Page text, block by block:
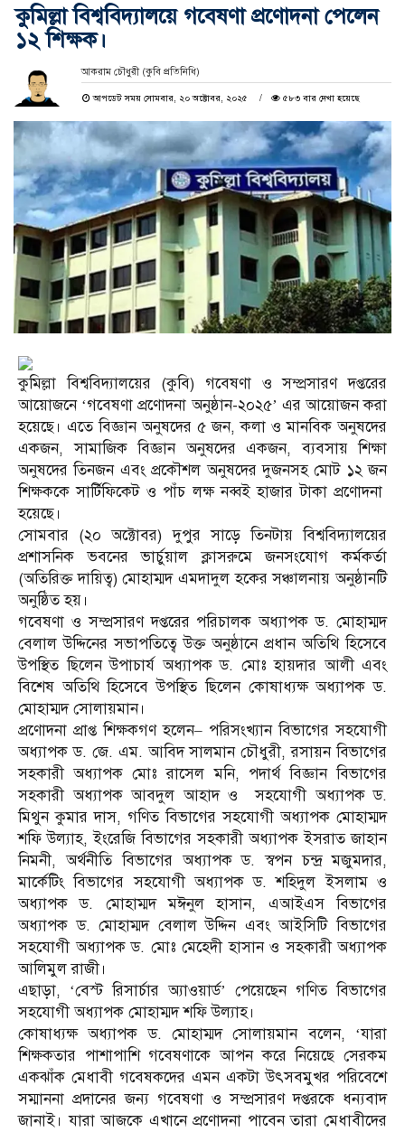
কুমিল্লা বিশ্ববিদ্যালয়ে গবেষণা প্রণোদনা পেলেন
১২ শিক্ষক।
আকরাম চৌধুরী (কুবি প্রতিনিধি)
আপডেট সময় সোমবার, ২০ অক্টোবর, ২০২৫ ৫৮৩ বার দেখা হয়েছে
কুমিল্লা বিশ্ববিদ্যালয়ের (কুবি) গবেষণা ও সম্প্রসারণ দপ্তরের
আয়োজনে ‘গবেষণা প্রণোদনা অনুষ্ঠান-২০২৫’ এর আয়োজন করা
হয়েছে। এতে বিজ্ঞান অনুষদের ৫ জন, কলা ও মানবিক অনুষদের
একজন, সামাজিক বিজ্ঞান অনুষদের একজন, ব্যবসায় শিক্ষা
অনুষদের তিনজন এবং প্রকৌশল অনুষদের দুজনসহ মোট ১২ জন
শিক্ষককে সার্টিফিকেট ও পাঁচ লক্ষ নব্বই হাজার টাকা প্রণোদনা
হয়েছে।
সোমবার (২০ অক্টোবর) দুপুর সাড়ে তিনটায় বিশ্ববিদ্যালয়ের
প্রশাসনিক ভবনের ভার্চুয়াল ক্লাসরুমে জনসংযোগ কর্মকর্তা
(অতিরিক্ত দায়িত্ব) মোহাম্মদ এমদাদুল হকের সঞ্চালনায় অনুষ্ঠানটি
অনুষ্ঠিত হয়।
গবেষণা ও সম্প্রসারণ দপ্তরের পরিচালক অধ্যাপক ড. মোহাম্মদ
বেলাল উদ্দিনের সভাপতিত্বে উক্ত অনুষ্ঠানে প্রধান অতিথি হিসেবে
উপস্থিত ছিলেন উপাচার্য অধ্যাপক ড. মোঃ হায়দার আলী এবং
বিশেষ অতিথি হিসেবে উপস্থিত ছিলেন কোষাধ্যক্ষ অধ্যাপক ড.
মোহাম্মদ সোলায়মান।
প্রণোদনা প্রাপ্ত শিক্ষকগণ হলেন– পরিসংখ্যান বিভাগের সহযোগী
অধ্যাপক ড. জে. এম. আবিদ সালমান চৌধুরী, রসায়ন বিভাগের
সহকারী অধ্যাপক মোঃ রাসেল মনি, পদার্থ বিজ্ঞান বিভাগের
সহকারী অধ্যাপক আবদুল আহাদ ও সহযোগী অধ্যাপক ড.
মিথুন কুমার দাস, গণিত বিভাগের সহযোগী অধ্যাপক মোহাম্মদ
শফি উল্যাহ, ইংরেজি বিভাগের সহকারী অধ্যাপক ইসরাত জাহান
নিমনী, অর্থনীতি বিভাগের অধ্যাপক ড. স্বপন চন্দ্র মজুমদার,
মার্কেটিং বিভাগের সহযোগী অধ্যাপক ড. শহিদুল ইসলাম ও
অধ্যাপক ড. মোহাম্মদ মঈনুল হাসান, এআইএস বিভাগের
অধ্যাপক ড. মোহাম্মদ বেলাল উদ্দিন এবং আইসিটি বিভাগের
সহযোগী অধ্যাপক ড. মোঃ মেহেদী হাসান ও সহকারী অধ্যাপক
আলিমুল রাজী।
এছাড়া, ‘বেস্ট রিসার্চার অ্যাওয়ার্ড’ পেয়েছেন গণিত বিভাগের
সহযোগী অধ্যাপক মোহাম্মদ শফি উল্যাহ।
কোষাধ্যক্ষ অধ্যাপক ড. মোহাম্মদ সোলায়মান বলেন, ‘যারা
শিক্ষকতার পাশাপাশি গবেষণাকে আপন করে নিয়েছে সেরকম
একঝাঁক মেধাবী গবেষকদের এমন একটা উৎসবমুখর পরিবেশে
সম্মাননা প্রদানের জন্য গবেষণা ও সম্প্রসারণ দপ্তরকে ধন্যবাদ
জানাই। যারা আজকে এখানে প্রণোদনা পাবেন তারা মেধাবীদের